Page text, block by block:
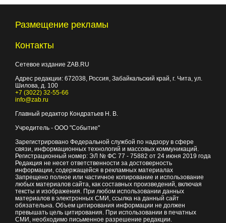
Размещение рекламы
Контакты
Сетевое издание ZAB.RU
Адрес редакции: 672038, Россия, Забайкальский край, г. Чита, ул.
Шилова, д. 100
+7 (3022) 32-55-66
info@zab.ru
Главный редактор Кондратьев Н. В.
Учредитель - ООО "Событие"
Зарегистрировано Федеральной службой по надзору в сфере
связи, информационных технологий и массовых коммуникаций.
Регистрационный номер: ЭЛ № ФС 77 - 75882 от 24 июня 2019 года
Редакция не несет ответственности за достоверность
информации, содержащейся в рекламных материалах
Запрещено полное или частичное копирование и использование
любых материалов сайта, как составных произведений, включая
тексты и изображения. При любом использовании данных
материалов в электронных СМИ, ссылка на данный сайт
обязательна. Объем цитирования информации не должен
превышать цель цитирования. При использовании в печатных
СМИ, необходимо письменное разрешение редакции.